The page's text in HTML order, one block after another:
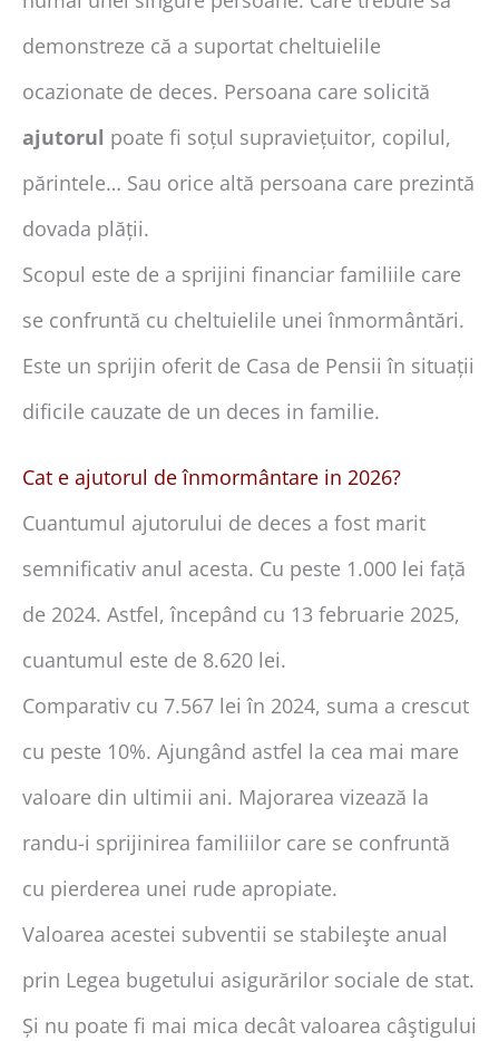
demonstreze că a suportat cheltuielile
ocazionate de deces. Persoana care solicită
ajutorul poate fi soțul supraviețuitor, copilul,
părintele… Sau orice altă persoana care prezintă
dovada plății.
Scopul este de a sprijini financiar familiile care
se confruntă cu cheltuielile unei înmormântări.
Este un sprijin oferit de Casa de Pensii în situații
dificile cauzate de un deces in familie.
Cat e ajutorul de înmormântare in 2026?
Cuantumul ajutorului de deces a fost marit
semnificativ anul acesta. Cu peste 1.000 lei față
de 2024. Astfel, începând cu 13 februarie 2025,
cuantumul este de 8.620 lei.
Comparativ cu 7.567 lei în 2024, suma a crescut
cu peste 10%. Ajungând astfel la cea mai mare
valoare din ultimii ani. Majorarea vizează la
randu-i sprijinirea familiilor care se confruntă
cu pierderea unei rude apropiate.
Valoarea acestei subventii se stabileşte anual
prin Legea bugetului asigurărilor sociale de stat.
Și nu poate fi mai mica decât valoarea câştigului